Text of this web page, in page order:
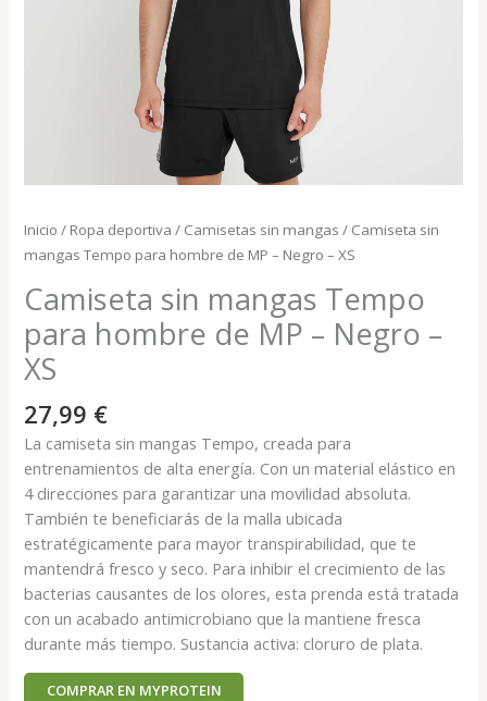
Inicio / Ropa deportiva / Camisetas sin mangas / Camiseta sin
mangas Tempo para hombre de MP – Negro – XS
Camiseta sin mangas Tempo
para hombre de MP – Negro –
XS
27,99 €
La camiseta sin mangas Tempo, creada para
entrenamientos de alta energía. Con un material elástico en
4 direcciones para garantizar una movilidad absoluta.
También te beneficiarás de la malla ubicada
estratégicamente para mayor transpirabilidad, que te
mantendrá fresco y seco. Para inhibir el crecimiento de las
bacterias causantes de los olores, esta prenda está tratada
con un acabado antimicrobiano que la mantiene fresca
durante más tiempo. Sustancia activa: cloruro de plata.
COMPRAR EN MYPROTEIN